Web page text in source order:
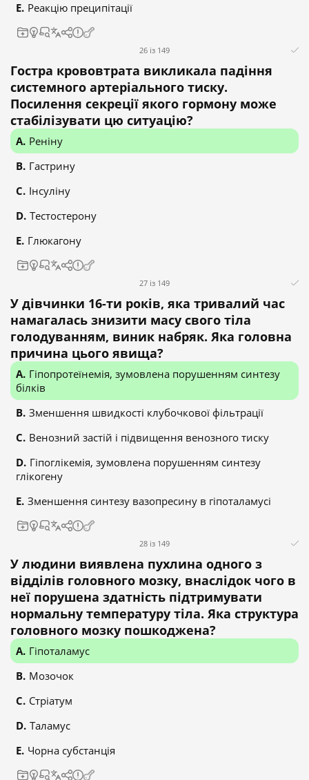
Реакцію преципітації
26 із 149
Гостра крововтрата викликала падіння
системного артеріального тиску.
Посилення секреції якого гормону може
стабілізувати цю ситуацію?
Реніну
Гастрину
Інсуліну
Тестостерону
Глюкагону
27 із 149
У дівчинки 16-ти років, яка тривалий час
намагалась знизити масу свого тіла
голодуванням, виник набряк. Яка головна
причина цього явища?
Гіпопротеїнемія, зумовлена порушенням синтезу
білків
Зменшення швидкості клубочкової фільтрації
Венозний застій і підвищення венозного тиску
Гіпоглікемія, зумовлена порушенням синтезу
глікогену
Зменшення синтезу вазопресину в гіпоталамусі
28 із 149
У людини виявлена пухлина одного з
відділів головного мозку, внаслідок чого в
неї порушена здатність підтримувати
нормальну температуру тіла. Яка структура
головного мозку пошкоджена?
Гіпоталамус
Мозочок
Стріатум
Таламус
Чорна субстанція